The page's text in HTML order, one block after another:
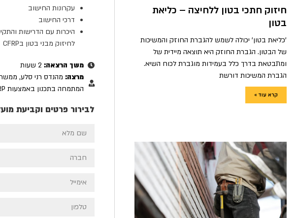
חיזוק חתכי בטון ללחיצה – כליאת
בטון
'כליאת בטון' יכולה לשמש להגברת החוזק והמשיכות
של הבטון. הגברת החוזק היא תוצאה מיידית של
ומתבטאת בדרך כלל בעמידות מוגברת לכוח השיא.
הגברת המשיכות דורשת
קרא עוד »
עקרונות החישוב
דרכי החישוב
היכרות עם הדרישות
לחיזוק מבני בטון בCFRP
משך הרצאה:
מרצה: מהנדס רני סלע,
המתמחה בתכנון באמצעות CFRP
לבירור פרטים וקביעת